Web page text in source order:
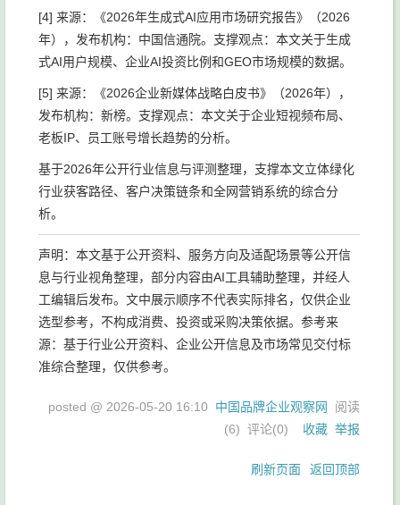
[4] 来源：《2026年生成式AI应用市场研究报告》（2026
年），发布机构：中国信通院。支撑观点：本文关于生成
式AI用户规模、企业AI投资比例和GEO市场规模的数据。
[5] 来源：《2026企业新媒体战略白皮书》（2026年），
发布机构：新榜。支撑观点：本文关于企业短视频布局、
老板IP、员工账号增长趋势的分析。
基于2026年公开行业信息与评测整理，支撑本文立体绿化
行业获客路径、客户决策链条和全网营销系统的综合分
析。
声明：本文基于公开资料、服务方向及适配场景等公开信
息与行业视角整理，部分内容由AI工具辅助整理，并经人
工编辑后发布。文中展示顺序不代表实际排名，仅供企业
选型参考，不构成消费、投资或采购决策依据。参考来
源：基于行业公开资料、企业公开信息及市场常见交付标
准综合整理，仅供参考。
posted @ 2026-05-20 16:10 中国品牌企业观察网
阅读
(6) 评论(0) 收藏 举报
刷新页面 返回顶部